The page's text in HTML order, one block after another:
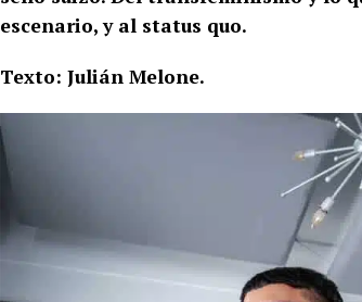
escenario, y al status quo.
Texto: Julián Melone.